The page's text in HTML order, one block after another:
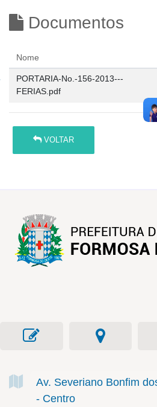
Documentos
Nome
PORTARIA-No.-156-2013---
FERIAS.pdf
VOLTAR
Av. Severiano Bonfim
- Centro